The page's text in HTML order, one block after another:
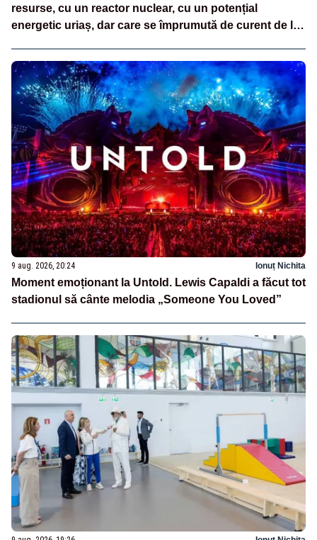
resurse, cu un reactor nuclear, cu un potențial
energetic uriaș, dar care se împrumută de curent de la
9 aug. 2026, 20:24 Ionuț Nichita
Moment emoționant la Untold. Lewis Capaldi a făcut tot
stadionul să cânte melodia „Someone You Loved”